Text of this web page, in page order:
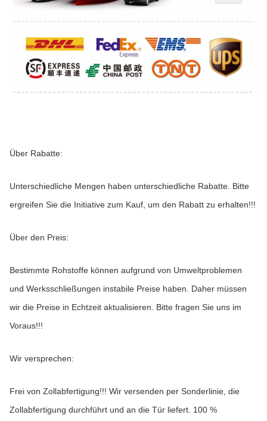
Über Rabatte:
Unterschiedliche Mengen haben unterschiedliche Rabatte. Bitte
ergreifen Sie die Initiative zum Kauf, um den Rabatt zu erhalten!!!
Über den Preis:
Bestimmte Rohstoffe können aufgrund von Umweltproblemen
und Werksschließungen instabile Preise haben. Daher müssen
wir die Preise in Echtzeit aktualisieren. Bitte fragen Sie uns im
Voraus!!!
Wir versprechen:
Frei von Zollabfertigung!!! Wir versenden per Sonderlinie, die
Zollabfertigung durchführt und an die Tür liefert. 100 %